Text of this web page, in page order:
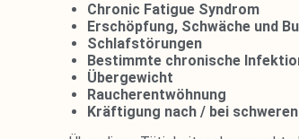
Chronic Fatigue Syndrom
Erschöpfung, Schwäche und
Schlafstörungen
Bestimmte chronische
Übergewicht
Raucherentwöhnung
Kräftigung nach / bei